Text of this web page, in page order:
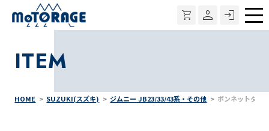
ITEM
HOME SUZUKI(スズキ) ジムニー JB23/33/43系・その他 ボンネットダン
メ